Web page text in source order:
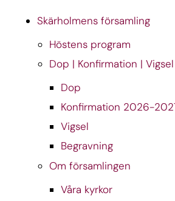
Skärholmens församling
Höstens program
Dop | Konfirmation |
Dop
Konfirmation 2026-
Vigsel
Begravning
Om församlingen
Våra kyrkor